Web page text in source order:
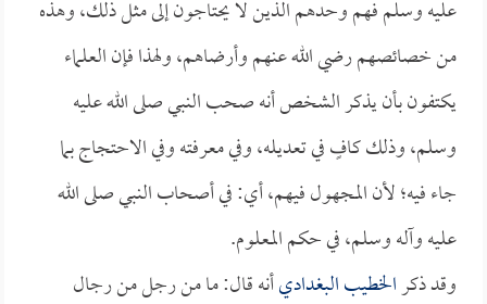
عليه وسلم فهم وحدهم الذين لا يحتاجون إلى مثل ذلك، وهذه
من خصائصهم رضي الله عنهم وأرضاهم، ولهذا فإن العلماء
يكتفون بأن يذكر الشخص أنه صحب النبي صلى الله عليه
وسلم، وذلك كافٍ في تعديله، وفي معرفته وفي الاحتجاج بما
جاء فيه؛ لأن المجهول فيهم، أي: في أصحاب النبي صلى الله
عليه وآله وسلم، في حكم المعلوم.
وقد ذكرالخطيب البغداديأنه قال: ما من رجل من رجال